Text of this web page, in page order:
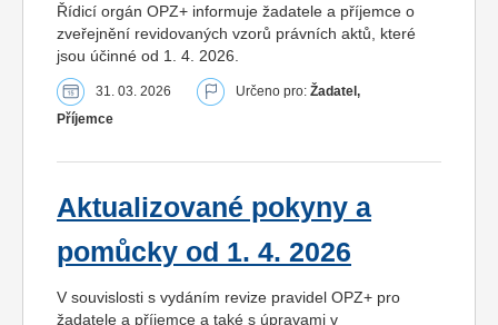
Řídicí orgán OPZ+ informuje žadatele a příjemce o
zveřejnění revidovaných vzorů právních aktů, které
jsou účinné od 1. 4. 2026.
31. 03. 2026 Určeno pro: Žadatel,
Příjemce
Aktualizované pokyny a
pomůcky od 1. 4. 2026
V souvislosti s vydáním revize pravidel OPZ+ pro
žadatele a příjemce a také s úpravami v